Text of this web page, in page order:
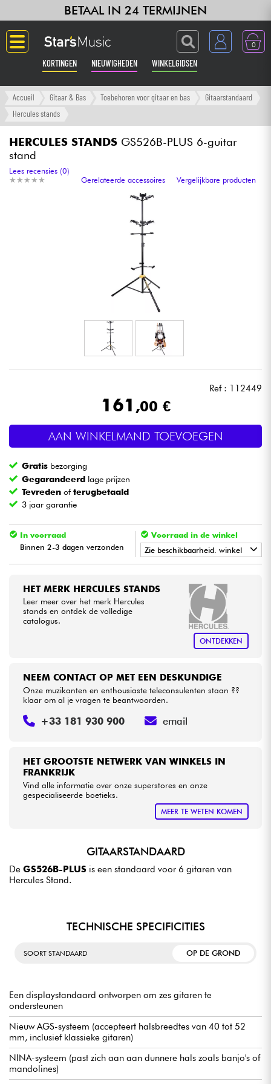
BETAAL IN 24 TERMIJNEN
0
KORTINGEN NIEUWIGHEDEN WINKELGIDSEN
Langue
Drums & percussie
Blaasinstrument
Viool & Quatuor
Kinderen
HiFi
Accueil Gitaar & Bas Toebehoren voor gitaar en bas
Gitaarstandaard
Hercules stands
HERCULES STANDS GS526B-PLUS 6-guitar
stand
★ ★ ★ ★ ★
★ ★ ★ ★ ★
Lees recensies (0)
Gerelateerde accessoires
Vergelijkbare producten
Ref : 112449
161 ,00 €
AAN WINKELMAND TOEVOEGEN
Gratis bezorging
Gegarandeerd lage prijzen
Tevreden ofterugbetaald
3 jaar garantie
In voorraad
Binnen 2-3 dagen verzonden
Voorraad in de winkel
Zie beschikbaarheid. winkel
HET MERK HERCULES STANDS
Leer meer over het merk Hercules
stands en ontdek de volledige
catalogus.
ONTDEKKEN
HET GROOTSTE NETWERK VAN WINKELS IN
FRANKRIJK
Vind alle informatie over onze superstores en onze
gespecialiseerde boetieks.
MEER TE WETEN KOMEN
NEEM CONTACT OP MET EEN DESKUNDIGE
Onze muzikanten en enthousiaste teleconsulenten staan ??
klaar om al je vragen te beantwoorden.
+33 181 930 900 email
GITAARSTANDAARD
De GS526B-PLUS is een standaard voor 6 gitaren van
Hercules Stand.
TECHNISCHE SPECIFICITIES
SOORT STANDAARD OP DE GROND
Een displaystandaard ontworpen om zes gitaren te
ondersteunen
Nieuw AGS-systeem (accepteert halsbreedtes van 40 tot 52
mm, inclusief klassieke gitaren)
NINA-systeem (past zich aan aan dunnere hals zoals banjo's of
mandolines)